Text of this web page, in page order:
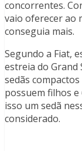
concorrentes.
vaio oferecer ao
conseguia mais.
Segundo a Fiat,
estreia do Grand
sedãs compactos
possuem filhos e
isso um sedã
considerado.